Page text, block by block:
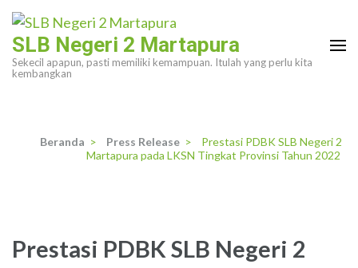
Lompat
konten
(Tekan
SLB Negeri 2 Martapura
Sekecil apapun, pasti memiliki kemampuan. Itulah yang perlu kita
kembangkan
Beranda > Press Release >
Prestasi PDBK SLB Negeri 2
Martapura pada LKSN Tingkat Provinsi Tahun 2022
Prestasi PDBK SLB Negeri 2